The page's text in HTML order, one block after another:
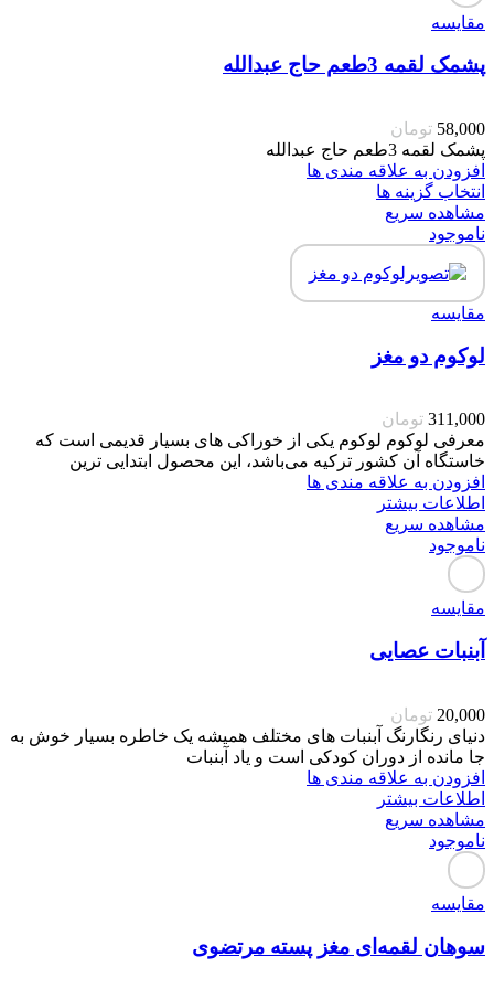
مقایسه
پشمک لقمه 3طعم حاج عبدالله
58,000 تومان
پشمک لقمه 3طعم حاج عبدالله
افزودن به علاقه مندی ها
انتخاب گزینه ها
مشاهده سریع
ناموجود
مقایسه
لوکوم دو مغز
311,000 تومان
معرفی لوکوم لوکوم یکی از خوراکی های بسیار قدیمی است که
خاستگاه آن کشور ترکیه می‌باشد، این محصول ابتدایی ترین
افزودن به علاقه مندی ها
اطلاعات بیشتر
مشاهده سریع
ناموجود
مقایسه
آبنبات عصایی
20,000 تومان
دنیای رنگارنگ آبنبات های مختلف همیشه یک خاطره بسیار خوش به
جا مانده از دوران کودکی است و یاد آبنبات
افزودن به علاقه مندی ها
اطلاعات بیشتر
مشاهده سریع
ناموجود
مقایسه
سوهان لقمه‌ای مغز پسته مرتضوی